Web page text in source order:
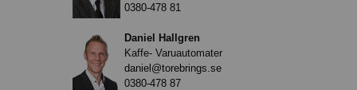
0380-478 81
Daniel Hallgren
Kaffe- Varuautomater
daniel@torebrings.se
0380-478 87